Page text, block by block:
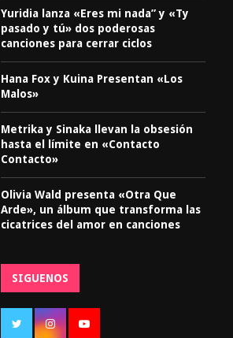
Yuridia lanza «Eres mi nada” y «Ty
pasado y tú» dos poderosas
canciones para cerrar ciclos
Hana Fox y Kuina Presentan «Los
Malos»
Metrika y Sinaka llevan la obsesión
hasta el límite en «Contacto
Contacto»
Olivia Wald presenta «Otra Que
Arde», un álbum que transforma las
cicatrices del amor en canciones
SIGUENOS